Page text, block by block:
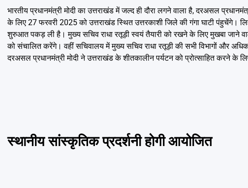
भारतीय प्रधानमंत्री मोदी का उत्तराखंड में जल्द ही दौरा लगने वाला है, दरअसल
के लिए 27 फरवरी 2025 को उत्तराखंड स्थित उत्तरकाशी जिले की गंगा घाटी पंहुचेंगे।
शुरुआत पकड़ ली है। मुख्य सचिव राधा रतूड़ी स्वयं तैयारी को रखने के लिए मुखबा जाने
को संचालित करेंगे। वहीं सचिवालय में मुख्य सचिव राधा रतूड़ी की सभी विभागों और
दरअसल प्रधानमंत्री मोदी ने उत्तराखंड के शीतकालीन पर्यटन को प्रोत्साहित करने के
स्थानीय सांस्कृतिक प्रदर्शनी होगी आयोजित